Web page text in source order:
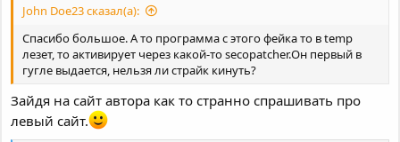
John Doe23 сказал(а):
Спасибо большое. А то программа с этого фейка то в temp
лезет, то активирует через какой-то secopatcher.Он первый в
гугле выдается, нельзя ли страйк кинуть?
Зайдя на сайт автора как то странно спрашивать про
левый сайт.